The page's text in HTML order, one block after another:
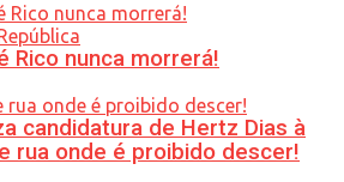
candidatura de Hertz Dias à
Rico nunca morrerá!
rua onde é proibido descer!